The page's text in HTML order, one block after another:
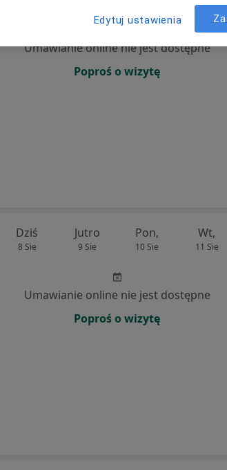
Umawianie online nie jest dostępne
Poproś o wizytę
Dziś
8 Sie
Jutro
9 Sie
Pon,
10 Sie
Wt,
11 Sie
Umawianie online nie jest dostępne
Poproś o wizytę
Edytuj ustawienia